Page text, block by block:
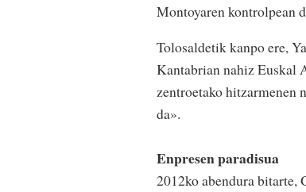
Montoyaren kontrolpean
Tolosaldetik kanpo ere,
Kantabrian nahiz Euskal
zentroetako hitzarmenen
da».
Enpresen paradisua
2012ko abendura bitarte,